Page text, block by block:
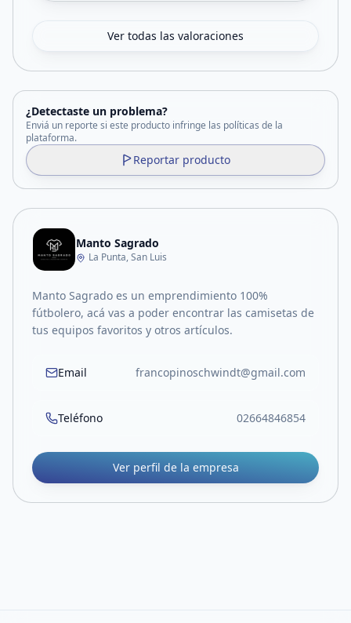
Ver todas las valoraciones
¿Detectaste un problema?
Enviá un reporte si este producto infringe las políticas de la
plataforma.
Reportar producto
Manto Sagrado
La Punta, San Luis
Manto Sagrado es un emprendimiento 100%
fútbolero, acá vas a poder encontrar las camisetas de
tus equipos favoritos y otros artículos.
Email francopinoschwindt@gmail.com
Teléfono 02664846854
Ver perfil de la empresa